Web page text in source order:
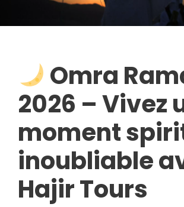
Omra
2026 – Vivez
moment
inoubliable
Hajir Tours